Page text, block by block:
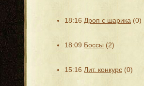
18:16 Дроп с шарика (0)
18:09 Боссы (2)
15:16 Лит. конкурс (0)